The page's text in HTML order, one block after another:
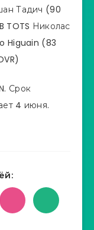
Тадич (90
TOTS Николас
Higuain (83
Срок
4 июня.